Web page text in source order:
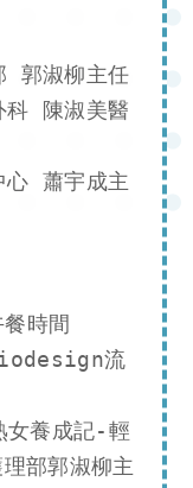
郭淑柳主任
科 陳淑美醫
心 蕭宇成主
時間
流
養成記-輕
部郭淑柳主